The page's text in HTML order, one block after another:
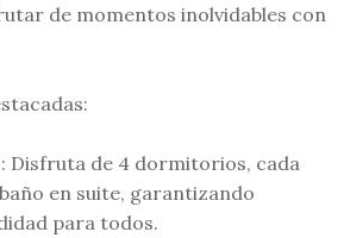
de momentos inolvidables con
Disfruta de 4 dormitorios, cada
en suite, garantizando
para todos.